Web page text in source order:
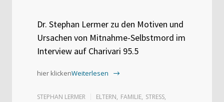
Dr. Stephan Lermer zu den Motiven und
Ursachen von Mitnahme-Selbstmord im
Interview auf Charivari 95.5
hier klickenWeiterlesen
STEPHAN LERMER ELTERN, FAMILIE, STRESS,